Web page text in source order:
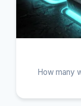
How many